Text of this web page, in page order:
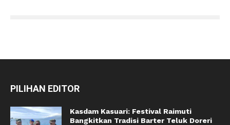
PILIHAN EDITOR
Kasdam Kasuari: Festival Raimuti
Bangkitkan Tradisi Barter Teluk Doreri